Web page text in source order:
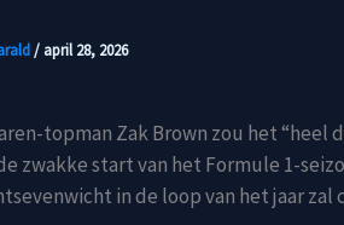
/ april 28, 2026
topman Zak Brown zou het “heel
zwakke start van het Formule 1-
in de loop van het jaar zal